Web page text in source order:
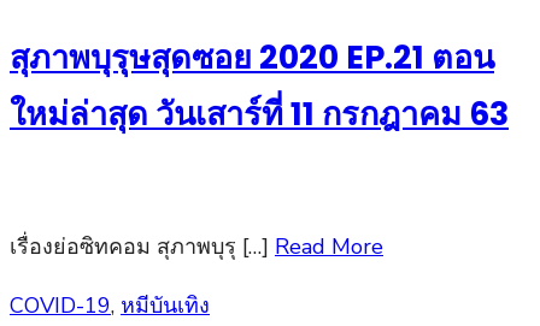
สุภาพบุรุษสุดซอย 2020 EP.21 ตอน
ใหม่ล่าสุด วันเสาร์ที่ 11 กรกฎาคม 63
เรื่องย่อซิทคอม สุภาพบุรุ […] Read More
Posted
COVID-19, หมีบันเทิง